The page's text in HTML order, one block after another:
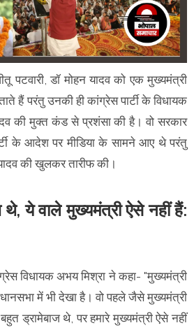
पटवारी, डॉ मोहन यादव को एक मुख्यमंत्री
हैं परंतु उनकी ही कांग्रेस पार्टी के विधायक
की मुक्त कंड से प्रशंसा की है। वो सरकार
के आदेश पर मीडिया के सामने आए थे परंतु
की खुलकर तारीफ की।
थे, ये वाले मुख्यमंत्री ऐसे नहीं हैं:
विधायक अभय मिश्रा ने कहा- "मुख्यमंत्री
में भी देखा है। वो पहले जैसे मुख्यमंत्री
ड्रामेबाज थे, पर हमारे मुख्यमंत्री ऐसे नहीं